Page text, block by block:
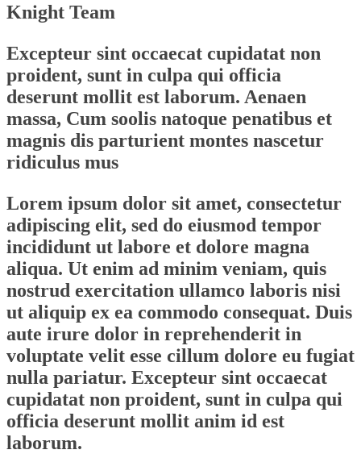
Knight Team
Excepteur sint occaecat cupidatat non
proident, sunt in culpa qui officia
deserunt mollit est laborum. Aenaen
massa, Cum soolis natoque penatibus et
magnis dis parturient montes nascetur
ridiculus mus
Lorem ipsum dolor sit amet, consectetur
adipiscing elit, sed do eiusmod tempor
incididunt ut labore et dolore magna
aliqua. Ut enim ad minim veniam, quis
nostrud exercitation ullamco laboris nisi
ut aliquip ex ea commodo consequat. Duis
aute irure dolor in reprehenderit in
voluptate velit esse cillum dolore eu fugiat
nulla pariatur. Excepteur sint occaecat
cupidatat non proident, sunt in culpa qui
officia deserunt mollit anim id est
laborum.